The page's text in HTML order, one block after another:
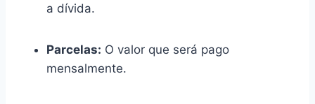
a dívida.
Parcelas: O valor que será pago
mensalmente.